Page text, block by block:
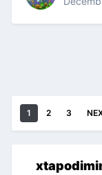
1 2 3